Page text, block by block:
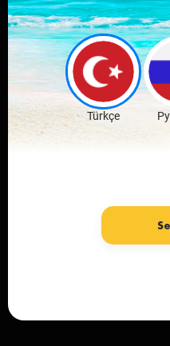
mobil
Türkçe